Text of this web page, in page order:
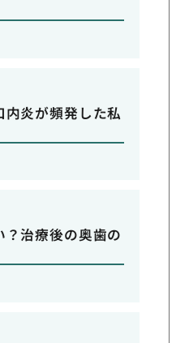
炎が頻発した私
治療後の奥歯の